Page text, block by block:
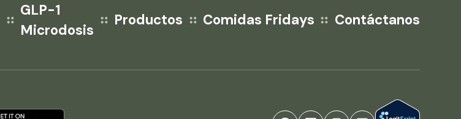
GLP-1
Microdosis
Productos Comidas Fridays Contáctanos